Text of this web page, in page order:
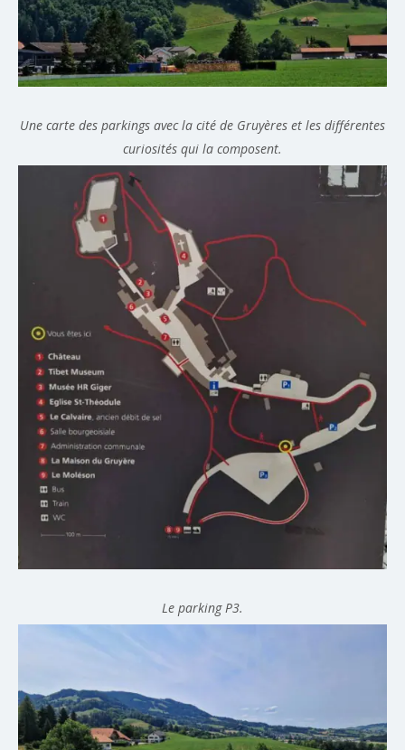
Une carte des parkings avec la cité de Gruyères et les différentes
curiosités qui la composent.
Le parking P3.